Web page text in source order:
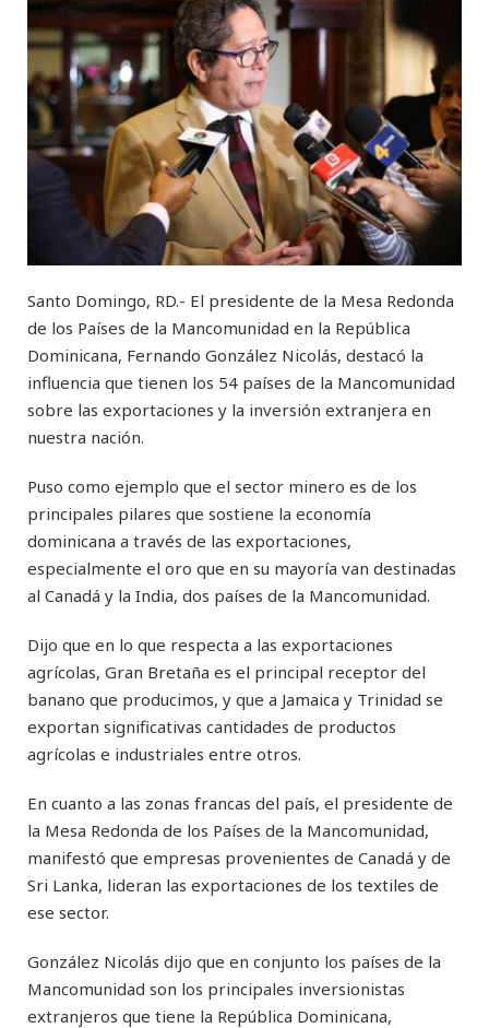
Santo Domingo, RD.- El presidente de la Mesa Redonda
de los Países de la Mancomunidad en la República
Dominicana, Fernando González Nicolás, destacó la
influencia que tienen los 54 países de la Mancomunidad
sobre las exportaciones y la inversión extranjera en
nuestra nación.
Puso como ejemplo que el sector minero es de los
principales pilares que sostiene la economía
dominicana a través de las exportaciones,
especialmente el oro que en su mayoría van destinadas
al Canadá y la India, dos países de la Mancomunidad.
Dijo que en lo que respecta a las exportaciones
agrícolas, Gran Bretaña es el principal receptor del
banano que producimos, y que a Jamaica y Trinidad se
exportan significativas cantidades de productos
agrícolas e industriales entre otros.
En cuanto a las zonas francas del país, el presidente de
la Mesa Redonda de los Países de la Mancomunidad,
manifestó que empresas provenientes de Canadá y de
Sri Lanka, lideran las exportaciones de los textiles de
ese sector.
González Nicolás dijo que en conjunto los países de la
Mancomunidad son los principales inversionistas
extranjeros que tiene la República Dominicana,